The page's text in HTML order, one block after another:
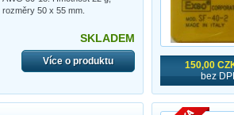
rozměry 50 x 55 mm.
SKLADEM
Více o produktu
150,00
bez